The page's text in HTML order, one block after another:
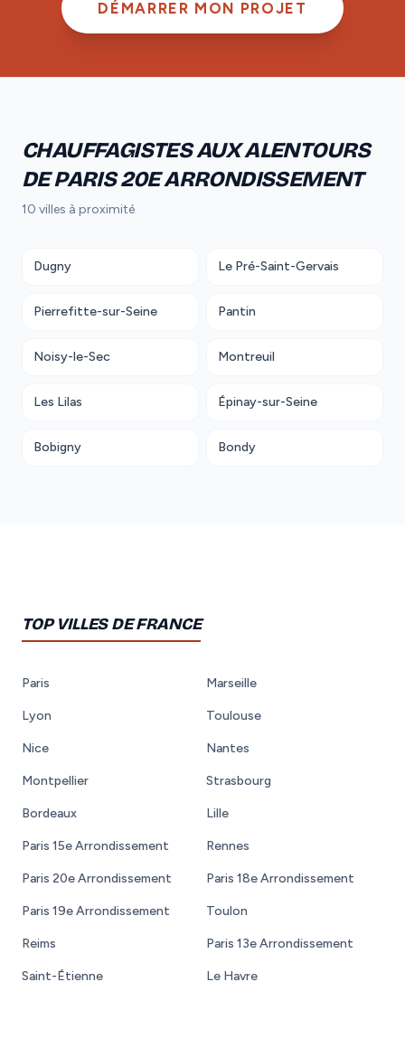
DÉMARRER MON PROJET
CHAUFFAGISTES AUX ALENTOURS
DE PARIS 20E ARRONDISSEMENT
10 villes à proximité
Dugny Le Pré-Saint-Gervais
Pierrefitte-sur-Seine Pantin
Noisy-le-Sec Montreuil
Les Lilas Épinay-sur-Seine
Bobigny Bondy
TOP VILLES DE FRANCE
Paris Marseille
Lyon Toulouse
Nice Nantes
Montpellier Strasbourg
Bordeaux Lille
Paris 15e Arrondissement Rennes
Paris 20e Arrondissement Paris 18e Arrondissement
Paris 19e Arrondissement Toulon
Reims Paris 13e Arrondissement
Saint-Étienne Le Havre